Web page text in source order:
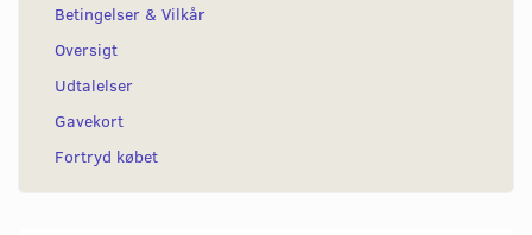
Betingelser & Vilkår
Oversigt
Udtalelser
Gavekort
Fortryd købet